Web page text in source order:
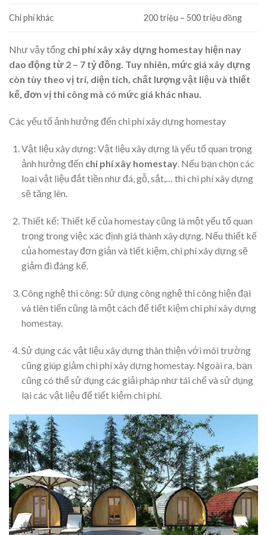
Chi phí khác 200 triệu – 500 triệu đồng
Như vậy tổng chi phí xây xây dựng homestay hiện nay
dao động từ 2 – 7 tỷ đồng. Tuy nhiên, mức giá xây dựng
còn tùy theo vị trí, diện tích, chất lượng vật liệu và thiết
kế, đơn vị thi công mà có mức giá khác nhau.
Các yếu tố ảnh hưởng đến chi phí xây dựng homestay
Vật liệu xây dựng: Vật liệu xây dựng là yếu tố quan trọng
ảnh hưởng đến chi phí xây homestay. Nếu bạn chọn các
loại vật liệu đắt tiền như đá, gỗ, sắt,… thì chi phí xây dựng
sẽ tăng lên.
Thiết kế: Thiết kế của homestay cũng là một yếu tố quan
trọng trong việc xác định giá thành xây dựng. Nếu thiết kế
của homestay đơn giản và tiết kiệm, chi phí xây dựng sẽ
giảm đi đáng kể.
Công nghệ thi công: Sử dụng công nghệ thi công hiện đại
và tiên tiến cũng là một cách để tiết kiệm chi phí xây dựng
homestay.
Sử dụng các vật liệu xây dựng thân thiện với môi trường
cũng giúp giảm chi phí xây dựng homestay. Ngoài ra, bạn
cũng có thể sử dụng các giải pháp như tái chế và sử dụng
lại các vật liệu để tiết kiệm chi phí.